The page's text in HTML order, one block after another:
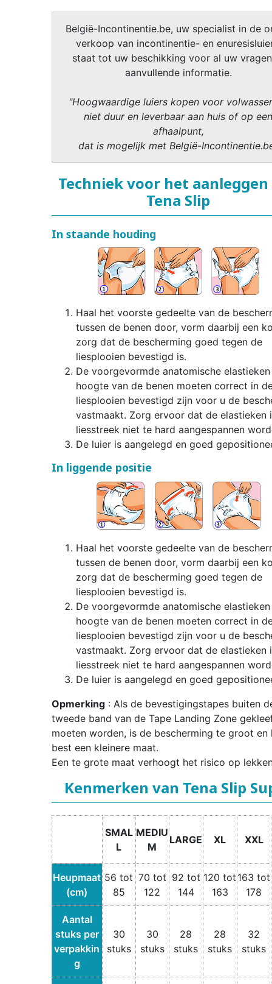
België-Incontinentie.be, uw specialist in de
verkoop van incontinentie- en
staat tot uw beschikking voor al uw
aanvullende informatie.
"Hoogwaardige luiers kopen voor
niet duur en leverbaar aan huis of op een
afhaalpunt,
dat is mogelijk met België-
Techniek voor het aanleggen
Tena Slip
In staande houding
Haal het voorste gedeelte van de
tussen de benen door, vorm daarbij een
zorg dat de bescherming goed tegen de
liesplooien bevestigd is.
De voorgevormde anatomische
hoogte van de benen moeten correct in
liesplooien bevestigd zijn voor u de
vastmaakt. Zorg ervoor dat de elastieken
liesstreek niet te hard aangespannen
De luier is aangelegd en goed
In liggende positie
Haal het voorste gedeelte van de
tussen de benen door, vorm daarbij een
zorg dat de bescherming goed tegen de
liesplooien bevestigd is.
De voorgevormde anatomische
hoogte van de benen moeten correct in
liesplooien bevestigd zijn voor u de
vastmaakt. Zorg ervoor dat de elastieken
liesstreek niet te hard aangespannen
De luier is aangelegd en goed
Opmerking: Als de bevestigingstapes buiten
tweede band van de Tape Landing Zone
moeten worden, is de bescherming te groot en
best een kleinere maat.
Een te grote maat verhoogt het risico op
Kenmerken van Tena Slip
SMAL
L
MEDIU
M
LARGE XL XXL
Heupmaat
(cm)
56 tot
85
70 tot
122
92 tot
144
120 tot
163
163 tot
178
Aantal
stuks per
verpakkin
g
30
stuks
30
stuks
28
stuks
28
stuks
32
stuks